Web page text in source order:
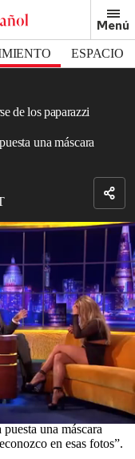
Menú
ESPACIO
de los paparazzi
una máscara
Britney Spears,
fuera deEstados
de Instagram, la
la dolorosa razón
. “Es muy doloroso
una máscara
en esas fotos”.